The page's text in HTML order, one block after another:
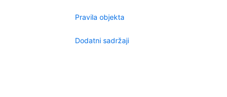
Pravila objekta
Dodatni sadržaji